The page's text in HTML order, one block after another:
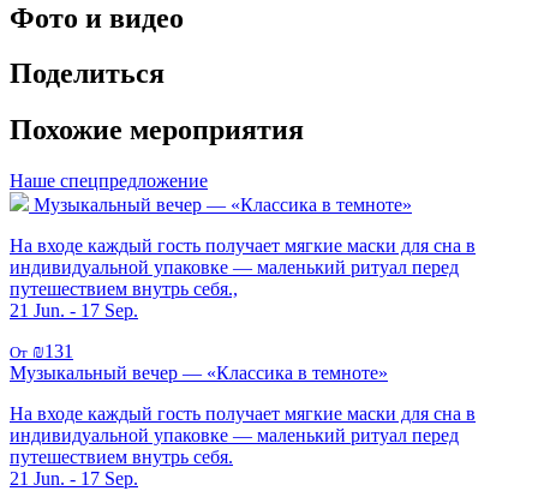
Фото и видео
Поделиться
Похожие мероприятия
Наше спецпредложение
Музыкальный вечер — «Классика в темноте»
На входе каждый гость получает мягкие маски для сна в
индивидуальной упаковке — маленький ритуал перед
путешествием внутрь себя.,
21 Jun. - 17 Sep.
От ₪131
Музыкальный вечер — «Классика в темноте»
На входе каждый гость получает мягкие маски для сна в
индивидуальной упаковке — маленький ритуал перед
путешествием внутрь себя.
21 Jun. - 17 Sep.